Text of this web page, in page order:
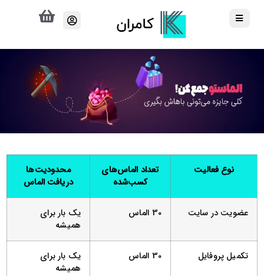
نوع فعالیت
تعداد الماس‌های
کسب‌شده
محدودیت‌ها
دریافت الماس
عضویت در سایت 30 الماس
یک بار برای
همیشه
تکمیل پروفایل 30 الماس
یک بار برای
همیشه